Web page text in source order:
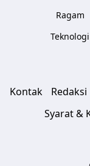
Ragam
Teknologi
Kontak Redaksi
Syarat &